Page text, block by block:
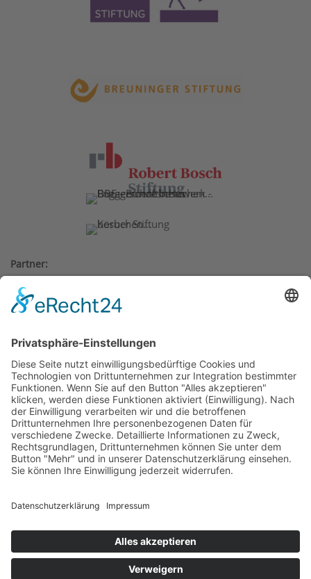
Partner:
Weitere Gründungsmitglieder: BMW
Foundation, Generali Deutschland AG,
Herbert Quandt-Stiftung.
COOKIE-EINSTELLUNGEN